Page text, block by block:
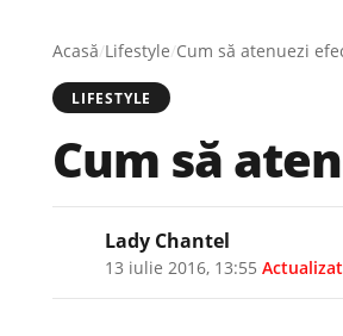
Acasă/Lifestyle/Cum să atenuezi
LIFESTYLE
Cum să
Lady Chantel
13 iulie 2016, 13:55 Actualizat